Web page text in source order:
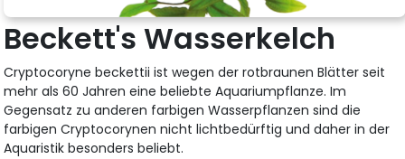
Beckett's Wasserkelch
Cryptocoryne beckettii ist wegen der rotbraunen Blätter seit
mehr als 60 Jahren eine beliebte Aquariumpflanze. Im
Gegensatz zu anderen farbigen Wasserpflanzen sind die
farbigen Cryptocorynen nicht lichtbedürftig und daher in der
Aquaristik besonders beliebt.